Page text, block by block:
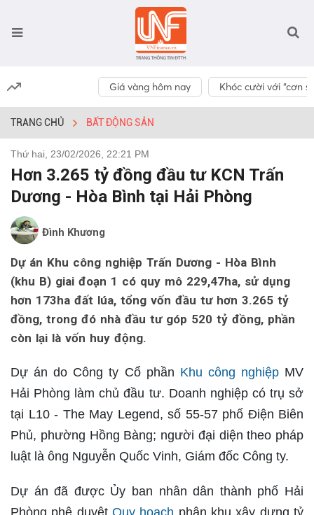
Giá vàng hôm nay Khóc cười với “cơn
TRANG CHỦ BẤT ĐỘNG SẢN
Thứ hai, 23/02/2026, 22:21 PM
Hơn 3.265 tỷ đồng đầu tư KCN Trấn
Dương - Hòa Bình tại Hải Phòng
Đình Khương
Dự án Khu công nghiệp Trấn Dương - Hòa Bình
(khu B) giai đoạn 1 có quy mô 229,47ha, sử dụng
hơn 173ha đất lúa, tổng vốn đầu tư hơn 3.265 tỷ
đồng, trong đó nhà đầu tư góp 520 tỷ đồng, phần
còn lại là vốn huy động.
Dự án do Công ty Cổ phần Khu công nghiệpMV
Hải Phòng làm chủ đầu tư. Doanh nghiệp có trụ sở
tại L10 - The May Legend, số 55-57 phố Điện Biên
Phủ, phường Hồng Bàng; người đại diện theo pháp
luật là ông Nguyễn Quốc Vinh, Giám đốc Công ty.
Dự án đã được Ủy ban nhân dân thành phố Hải
Phòng phê duyệtQuy hoạch phân khu xây dựng tỷ